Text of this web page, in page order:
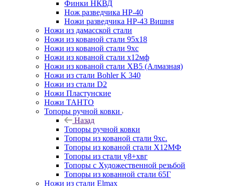
Финки НКВД
Нож разведчика НР-40
Ножи разведчика НР-43 Вишня
Ножи из дамасской стали
Ножи из кованой стали 95х18
Ножи из кованой стали 9хс
Ножи из кованой стали х12мф
Ножи из кованой стали ХВ5 (Алмазная)
Ножи из стали Bohler K 340
Ножи из стали D2
Ножи Пластунские
Ножи ТАНТО
Топоры ручной ковки
Назад
Топоры ручной ковки
Топоры из кованой стали 9хс.
Топоры из кованой стали Х12МФ
Топоры из стали у8+хвг
Топоры с Художественной резьбой
Топоры из кованной стали 65Г
Ножи из стали Elmax